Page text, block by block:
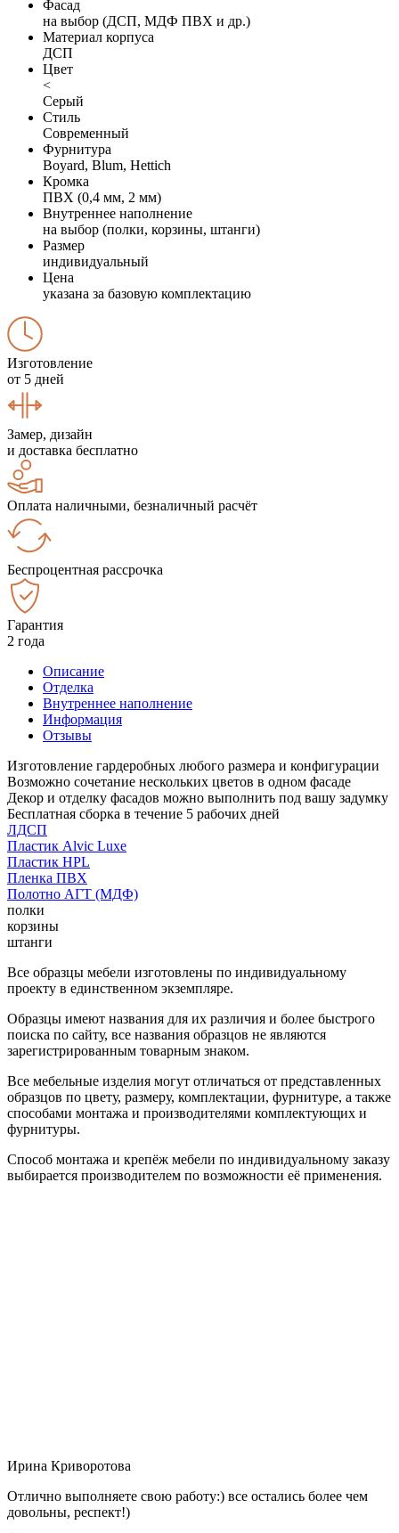
Фасад
на выбор (ДСП, МДФ ПВХ и др.)
Материал корпуса
ДСП
Цвет
<
Серый
Стиль
Современный
Фурнитура
Boyard, Blum, Hettich
Кромка
ПВХ (0,4 мм, 2 мм)
Внутреннее наполнение
на выбор (полки, корзины, штанги)
Размер
индивидуальный
Цена
указана за базовую комплектацию
Изготовление
от 5 дней
Замер, дизайн
и доставка бесплатно
Оплата наличными, безналичный расчёт
Беспроцентная рассрочка
Гарантия
2 года
Описание
Отделка
Внутреннее наполнение
Информация
Отзывы
Изготовление гардеробных любого размера и конфигурации
Возможно сочетание нескольких цветов в одном фасаде
Декор и отделку фасадов можно выполнить под вашу задумку
Бесплатная сборка в течение 5 рабочих дней
ЛДСП
Пластик Alvic Luxe
Пластик HPL
Пленка ПВХ
Полотно АГТ (МДФ)
полки
корзины
штанги
Все образцы мебели изготовлены по индивидуальному
проекту в единственном экземпляре.
Образцы имеют названия для их различия и более быстрого
поиска по сайту, все названия образцов не являются
зарегистрированным товарным знаком.
Все мебельные изделия могут отличаться от представленных
образцов по цвету, размеру, комплектации, фурнитуре, а также
способами монтажа и производителями комплектующих и
фурнитуры.
Способ монтажа и крепёж мебели по индивидуальному заказу
выбирается производителем по возможности её применения.
Ирина Криворотова
Отлично выполняете свою работу:) все остались более чем
довольны, респект!)